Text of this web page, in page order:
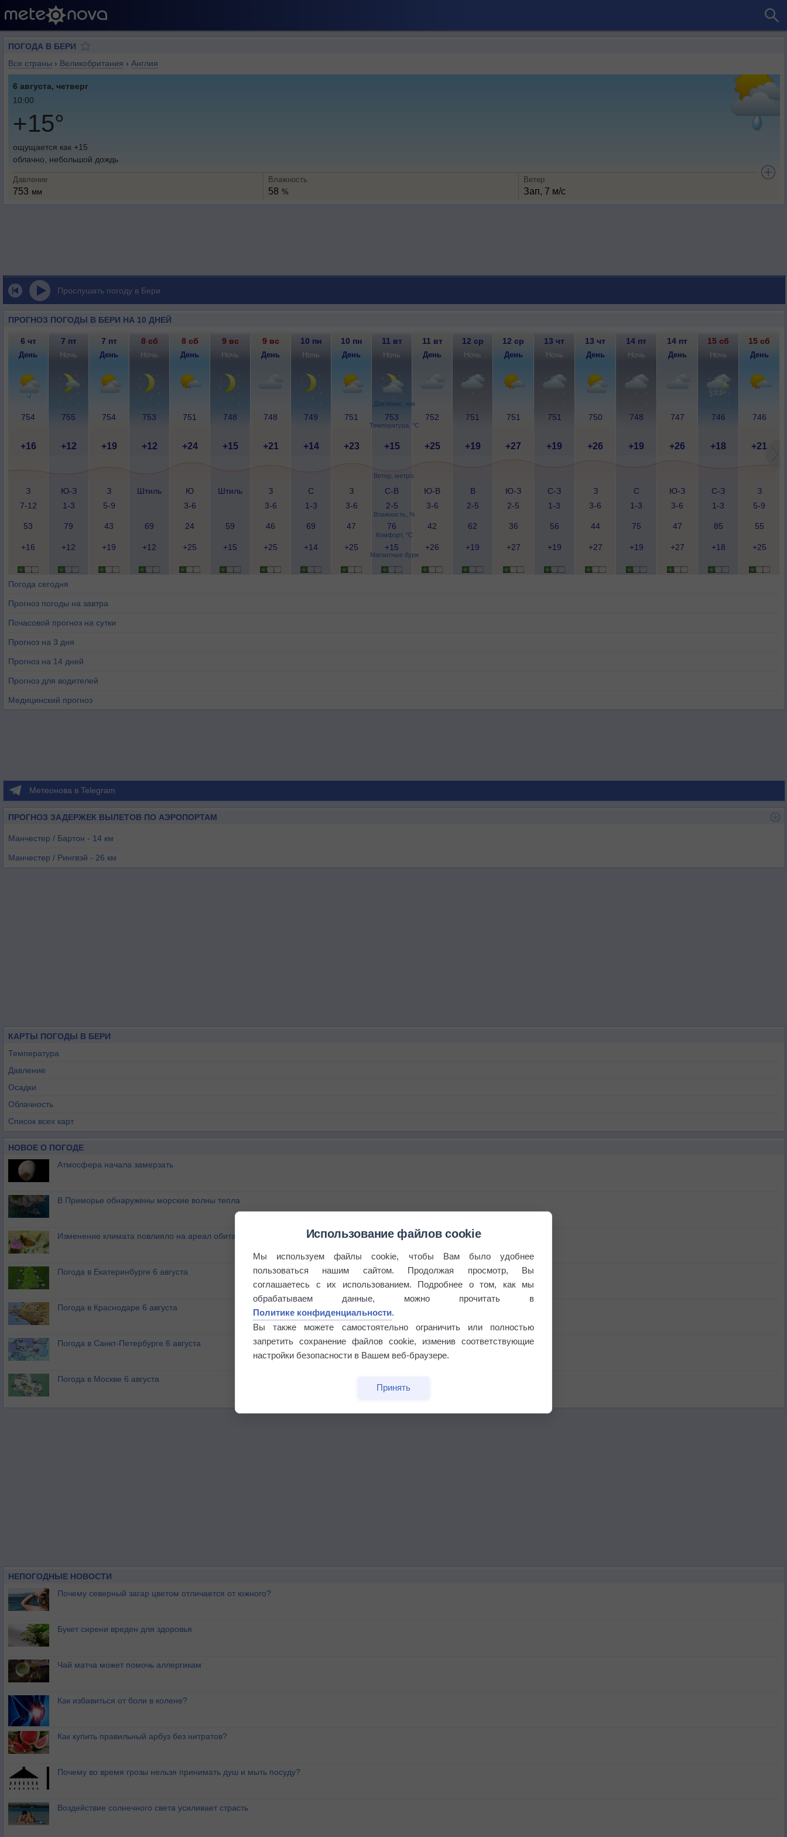
ПОГОДА В БЕРИ
Все страны › Великобритания › Англия
6 августа, четверг
10:00
+15°
ощущается как +15
облачно, небольшой дождь
Давление
753 мм
Влажность
58 %
Ветер
Зап, 7 м/с
Прослушать погоду в Бери
ПРОГНОЗ ПОГОДЫ В БЕРИ НА 10 ДНЕЙ
Давление, мм
Температура, °C
Ветер, метр/с
Влажность, %
Комфорт, °C
Магнитные бури
6 чт 7 пт 7 пт 8 сб 8 сб 9 вс 9 вс 10 пн 10 пн 11 вт 11 вт 12 ср 12 ср 13 чт 13 чт 14 пт 14 пт 15 сб 15 сб
День Ночь День Ночь День Ночь День Ночь День Ночь День Ночь День Ночь День Ночь День Ночь День
754 755 754 753 751 748 748 749 751 753 752 751 751 751 750 748 747 746 746
+16 +12 +19 +12 +24 +15 +21 +14 +23 +15 +25 +19 +27 +19 +26 +19 +26 +18 +21
З
7-12
Ю-З
1-3
З
5-9
Штиль
Ю
3-6
Штиль
З
3-6
С
1-3
З
3-6
С-В
2-5
Ю-В
3-6
В
2-5
Ю-З
2-5
С-З
1-3
З
3-6
С
1-3
Ю-З
3-6
С-З
1-3
З
5-9
53 79 43 69 24 59 46 69 47 76 42 62 36 56 44 75 47 85 55
+16 +12 +19 +12 +25 +15 +25 +14 +25 +15 +26 +19 +27 +19 +27 +19 +27 +18 +25
Погода сегодня
Прогноз погоды на завтра
Почасовой прогноз на сутки
Прогноз на 3 дня
Прогноз на 14 дней
Прогноз для водителей
Медицинский прогноз
Метеонова в Telegram
ПРОГНОЗ ЗАДЕРЖЕК ВЫЛЕТОВ ПО АЭРОПОРТАМ
Манчестер / Бартон - 14 км
Манчестер / Рингвэй - 26 км
КАРТЫ ПОГОДЫ В БЕРИ
Температура
Давление
Осадки
Облачность
Список всех карт
НОВОЕ О ПОГОДЕ
Атмосфера начала замерзать
В Приморье обнаружены морские волны тепла
Изменение климата повлияло на ареал обитания бабочек
Погода в Екатеринбурге 6 августа
Погода в Краснодаре 6 августа
Погода в Санкт-Петербурге 6 августа
Погода в Москве 6 августа
НЕПОГОДНЫЕ НОВОСТИ
Почему северный загар цветом отличается от южного?
Букет сирени вреден для здоровья
Чай матча может помочь аллергикам
Как избавиться от боли в колене?
Как купить правильный арбуз без нитратов?
Почему во время грозы нельзя принимать душ и мыть посуду?
Воздействие солнечного света усиливает страсть
Использование файлов cookie
Мы используем файлы cookie, чтобы Вам было удобнее
пользоваться нашим сайтом. Продолжая просмотр, Вы
соглашаетесь с их использованием. Подробнее о том, как мы
обрабатываем данные, можно прочитать в
Политике конфиденциальности.
Вы также можете самостоятельно ограничить или полностью
запретить сохранение файлов cookie, изменив соответствующие
настройки безопасности в Вашем веб-браузере.
Принять